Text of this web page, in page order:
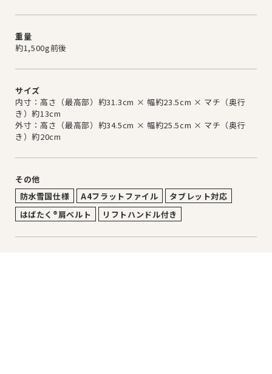
重量
約1,500g前後
サイズ
内寸：高さ（最高部）約31.3cm × 幅約23.5cm × マチ（奥行
き）約13cm
外寸：高さ（最高部）約34.5cm × 幅約25.5cm × マチ（奥行
き）約20cm
その他
防水雪国仕様
A4フラットファイル
タブレット対応
はばたく®肩ベルト
リフトハンドル付き